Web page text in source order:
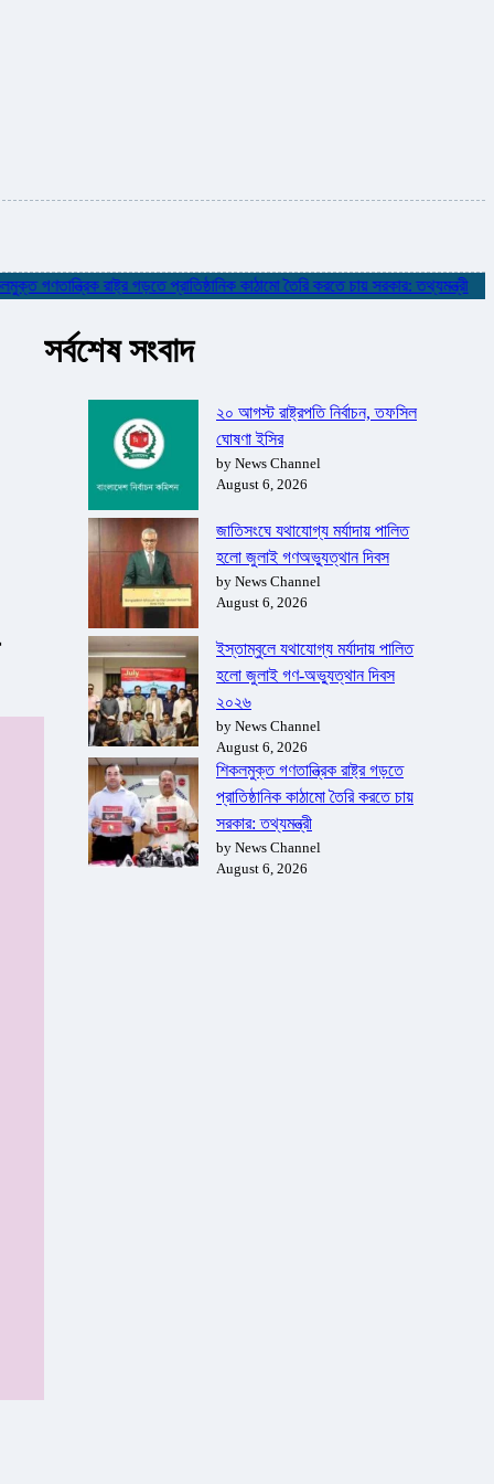
রাষ্ট্র গড়তে প্রাতিষ্ঠানিক কাঠামো তৈরি করতে চায় সরকার: তথ্যমন্ত্রী ✮
সর্বশেষ সংবাদ
২০ আগস্ট রাষ্ট্রপতি নির্বাচন, তফসিল
ঘোষণা ইসির
by News Channel
August 6, 2026
জাতিসংঘে যথাযোগ্য মর্যাদায় পালিত
হলো জুলাই গণঅভ্যুত্থান দিবস
by News Channel
August 6, 2026
ইস্তাম্বুলে যথাযোগ্য মর্যাদায় পালিত
হলো জুলাই গণ-অভ্যুত্থান দিবস
২০২৬
by News Channel
August 6, 2026
শিকলমুক্ত গণতান্ত্রিক রাষ্ট্র গড়তে
প্রাতিষ্ঠানিক কাঠামো তৈরি করতে চায়
সরকার: তথ্যমন্ত্রী
by News Channel
August 6, 2026